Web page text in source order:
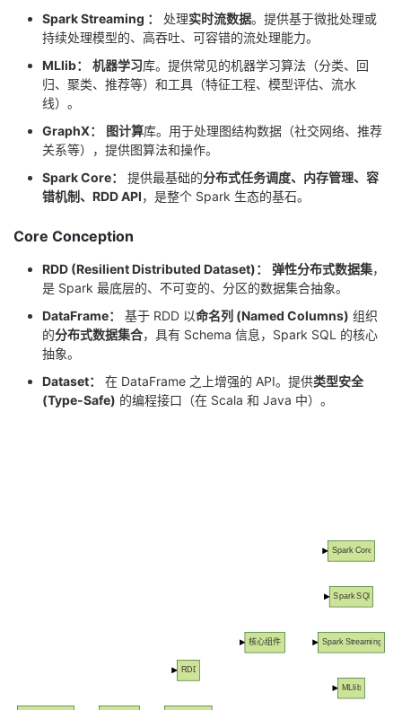
课
程
的
认
证
我
的
实
验
我
的
收
藏
术
持
云
建
议
Spark Streaming ：
处理实时流数据。提供基于微批处理或
持续处理模型的、高吞吐、可容错的流处理能力。
MLlib：
机器学习库。提供常见的机器学习算法（分类、回
归、聚类、推荐等）和工具（特征工程、模型评估、流水
线）。
GraphX：
图计算库。用于处理图结构数据（社交网络、推荐
关系等），提供图算法和操作。
Spark Core：
提供最基础的分布式任务调度、内存管理、容
错机制、RDD API，是整个 Spark 生态的基石。
Core Conception
RDD (Resilient Distributed Dataset)： 弹性分布式数据集，
是 Spark 最底层的、不可变的、分区的数据集合抽象。
DataFrame：
基于 RDD 以命名列 (Named Columns) 组织
的分布式数据集合，具有 Schema 信息，Spark SQL 的核心
抽象。
Dataset：
在 DataFrame 之上增强的 API。提供类型安全
(Type-Safe) 的编程接口（在 Scala 和 Java 中）。
核心组件
Spark Core
Spark SQL
Spark Streaming
MLlib
RDD